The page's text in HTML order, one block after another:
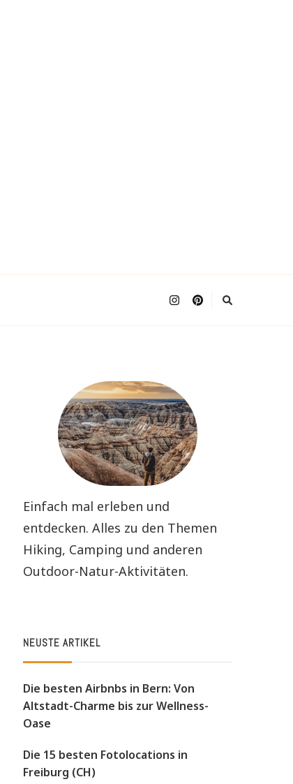
Einfach mal erleben und
entdecken. Alles zu den Themen
Hiking, Camping und anderen
Outdoor-Natur-Aktivitäten.
NEUSTE ARTIKEL
Die besten Airbnbs in Bern: Von
Altstadt-Charme bis zur Wellness-
Oase
Die 15 besten Fotolocations in
Freiburg (CH)